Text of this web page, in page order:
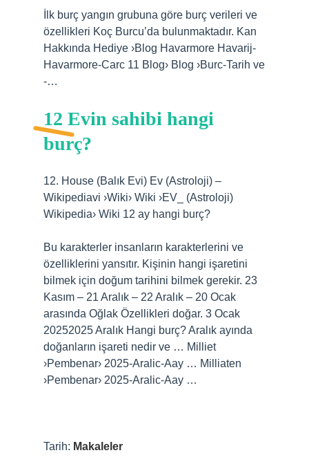
İlk burç yangın grubuna göre burç verileri ve
özellikleri Koç Burcu’da bulunmaktadır. Kan
Hakkında Hediye ›Blog Havarmore Havarij-
Havarmore-Carc 11 Blog› Blog ›Burc-Tarih ve
-…
12 Evin sahibi hangi
burç?
12. House (Balık Evi) Ev (Astroloji) –
Wikipediavi ›Wiki› Wiki ›EV_ (Astroloji)
Wikipedia› Wiki 12 ay hangi burç?
Bu karakterler insanların karakterlerini ve
özelliklerini yansıtır. Kişinin hangi işaretini
bilmek için doğum tarihini bilmek gerekir. 23
Kasım – 21 Aralık – 22 Aralık – 20 Ocak
arasında Oğlak Özellikleri doğar. 3 Ocak
20252025 Aralık Hangi burç? Aralık ayında
doğanların işareti nedir ve … Milliet
›Pembenar› 2025-Aralic-Aay … Milliaten
›Pembenar› 2025-Aralic-Aay …
Tarih: Makaleler